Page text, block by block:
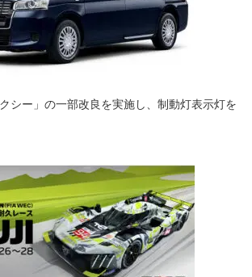
シー」の一部改良を実施し、制動灯表示灯を